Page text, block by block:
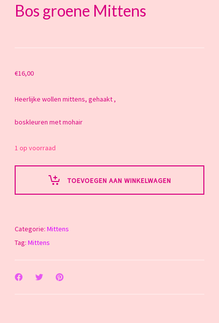
Bos groene Mittens
€16,00
Heerlijke wollen mittens, gehaakt ,
boskleuren met mohair
1 op voorraad
TOEVOEGEN AAN WINKELWAGEN
Categorie: Mittens
Tag: Mittens